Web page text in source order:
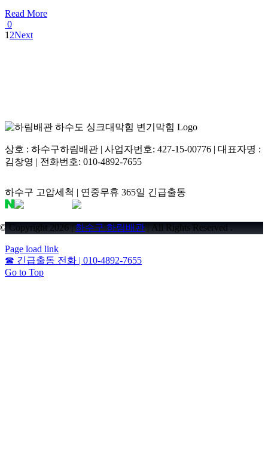
Read More
0
1 2Next
상호 : 하수구하림배관 | 사업자번호: 427-15-00776 | 대표자명 :
김창영 | 전화번호: 010-4892-7655
하수구 고압세척 | 연중무휴 365일 긴급출동
© Copyright 2026 |하수구 하림배관 | All Rights Reserved .
Page load link
☎ 긴급출동 전화 | 010-4892-7655
Go to Top